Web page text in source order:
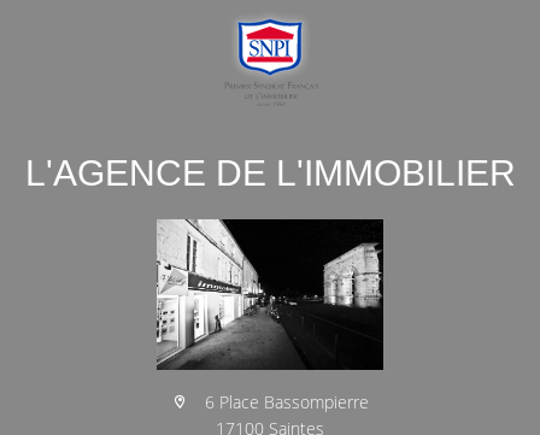
L'AGENCE DE L'IMMOBILIER
6 Place Bassompierre
17100 Saintes